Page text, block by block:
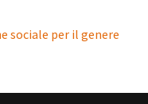
sociale per il genere